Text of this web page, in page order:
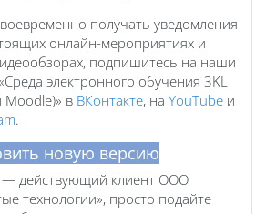
получать уведомления
онлайн-мероприятиях и
подпишитесь на наши
электронного обучения 3KL
Moodle)» в ВКонтакте, на YouTube и
.
новую версию
— действующий клиент ООО
технологии», просто подайте